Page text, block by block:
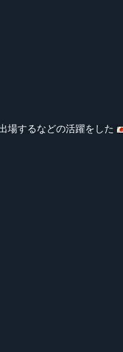
場するなどの活躍をした